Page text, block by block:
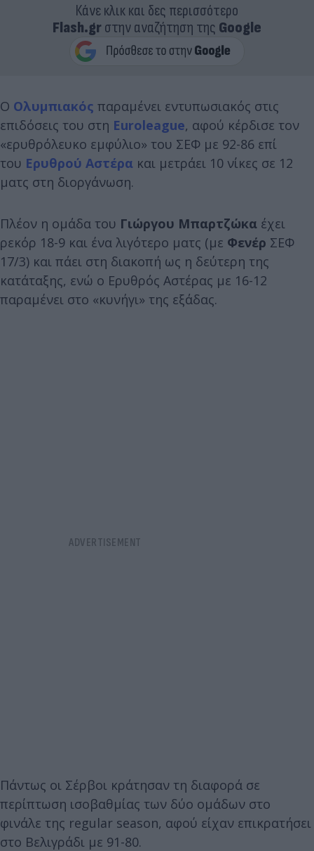
Κάνε κλικ και δες περισσότερο
Flash.grστην αναζήτηση της Google
Ο Ολυμπιακός παραμένει εντυπωσιακός στις
επιδόσεις του στη Euroleague, αφού κέρδισε τον
«ερυθρόλευκο εμφύλιο» του ΣΕΦ με 92-86 επί
του Ερυθρού Αστέρα και μετράει 10 νίκες σε 12
ματς στη διοργάνωση.
Πλέον η ομάδα του Γιώργου Μπαρτζώκα έχει
ρεκόρ 18-9 και ένα λιγότερο ματς (με Φενέρ ΣΕΦ
17/3) και πάει στη διακοπή ως η δεύτερη της
κατάταξης, ενώ ο Ερυθρός Αστέρας με 16-12
παραμένει στο «κυνήγι» της εξάδας.
Πάντως οι Σέρβοι κράτησαν τη διαφορά σε
περίπτωση ισοβαθμίας των δύο ομάδων στο
φινάλε της regular season, αφού είχαν επικρατήσει
στο Βελιγράδι με 91-80.